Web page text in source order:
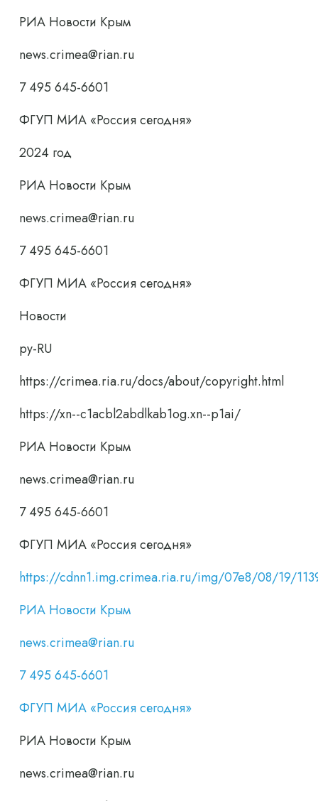
РИА Новости Крым
news.crimea@rian.ru
7 495 645-6601
ФГУП МИА «Россия сегодня»
2024 год
РИА Новости Крым
news.crimea@rian.ru
7 495 645-6601
ФГУП МИА «Россия сегодня»
Новости
ру-RU
https://crimea.ria.ru/docs/about/copyright.html
https://xn--c1acbl2abdlkab1og.xn--p1ai/
РИА Новости Крым
news.crimea@rian.ru
7 495 645-6601
ФГУП МИА «Россия сегодня»
https://cdnn1.img.crimea.ria.ru/img/07e8/08/19/
РИА Новости Крым
news.crimea@rian.ru
7 495 645-6601
ФГУП МИА «Россия сегодня»
РИА Новости Крым
news.crimea@rian.ru